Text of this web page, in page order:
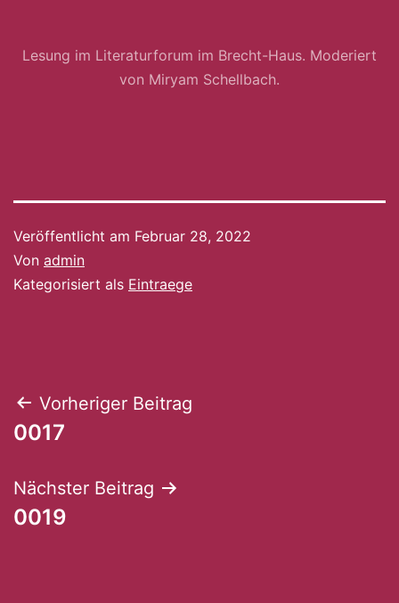
Lesung im Literaturforum im Brecht-Haus. Moderiert
von Miryam Schellbach.
Veröffentlicht am Februar 28, 2022
Von admin
Kategorisiert als Eintraege
Beitragsnavigation
Vorheriger Beitrag
0017
Nächster Beitrag
0019